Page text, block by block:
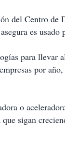
del Centro de
es usado
para llevar
por
o
sigan